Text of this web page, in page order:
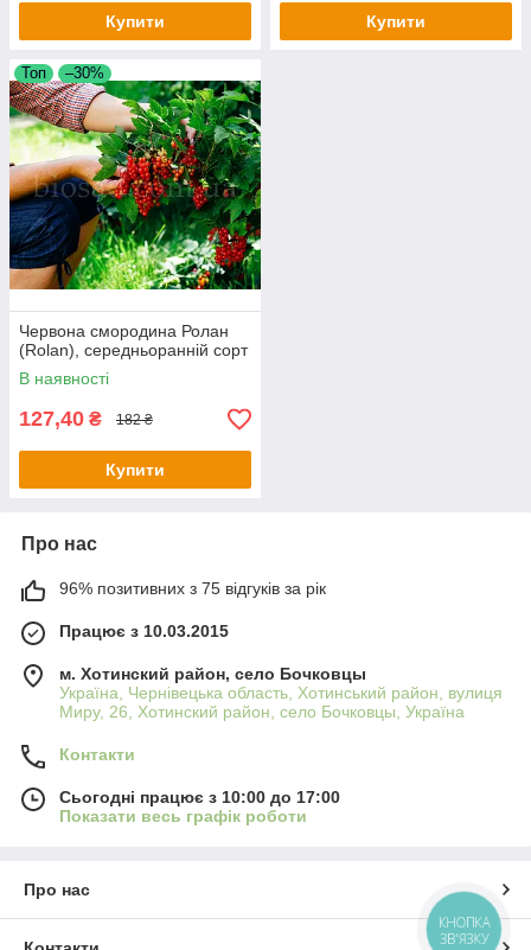
Купити Купити
Топ –30%
Червона смородина Ролан
(Rolan), середньоранній сорт
В наявності
127,40 ₴ 182 ₴
Купити
Про нас
96% позитивних з 75 відгуків за рік
Працює з 10.03.2015
м. Хотинский район, село Бочковцы
Україна, Чернівецька область, Хотинський район, вулиця
Миру, 26, Хотинский район, село Бочковцы, Україна
Контакти
Сьогодні працює з 10:00 до 17:00
Показати весь графік роботи
Про нас
КНОПКА
ЗВ'ЯЗКУ